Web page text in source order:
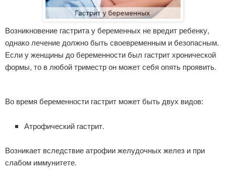
Возникновение гастрита у беременных не вредит ребенку,
однако лечение должно быть своевременным и безопасным.
Если у женщины до беременности был гастрит хронической
формы, то в любой триместр он может себя опять проявить.
Во время беременности гастрит может быть двух видов:
Атрофический гастрит.
Возникает вследствие атрофии желудочных желез и при
слабом иммунитете.